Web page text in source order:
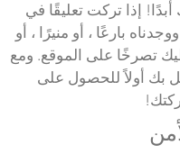
أبدًا! إذا تركت تعليقًا في
بارعًا ، أو منيرًا ، أو
تصرخًا على الموقع. ومع
بك أولاً للحصول على